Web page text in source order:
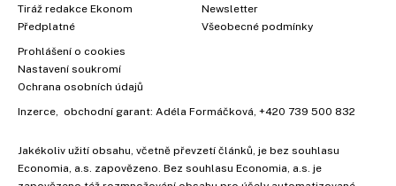
Tiráž redakce Ekonom
Předplatné
Newsletter
Všeobecné podmínky
Prohlášení o cookies
Nastavení soukromí
Ochrana osobních údajů
Inzerce , obchodní garant: Adéla Formáčková +420 739 500 832
Jakékoliv užití obsahu, včetně převzetí článků, je bez souhlasu
Economia, a.s. zapovězeno. Bez souhlasu Economia, a.s. je